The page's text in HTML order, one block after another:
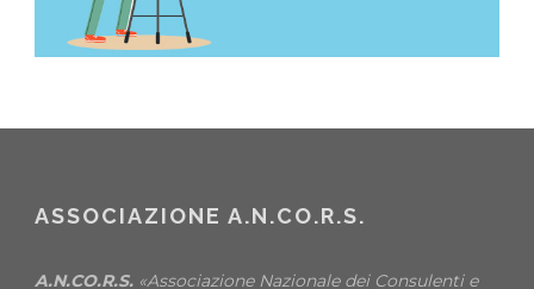
ASSOCIAZIONE A.N.CO.R.S.
A.N.CO.R.S. «Associazione Nazionale dei Consulenti e